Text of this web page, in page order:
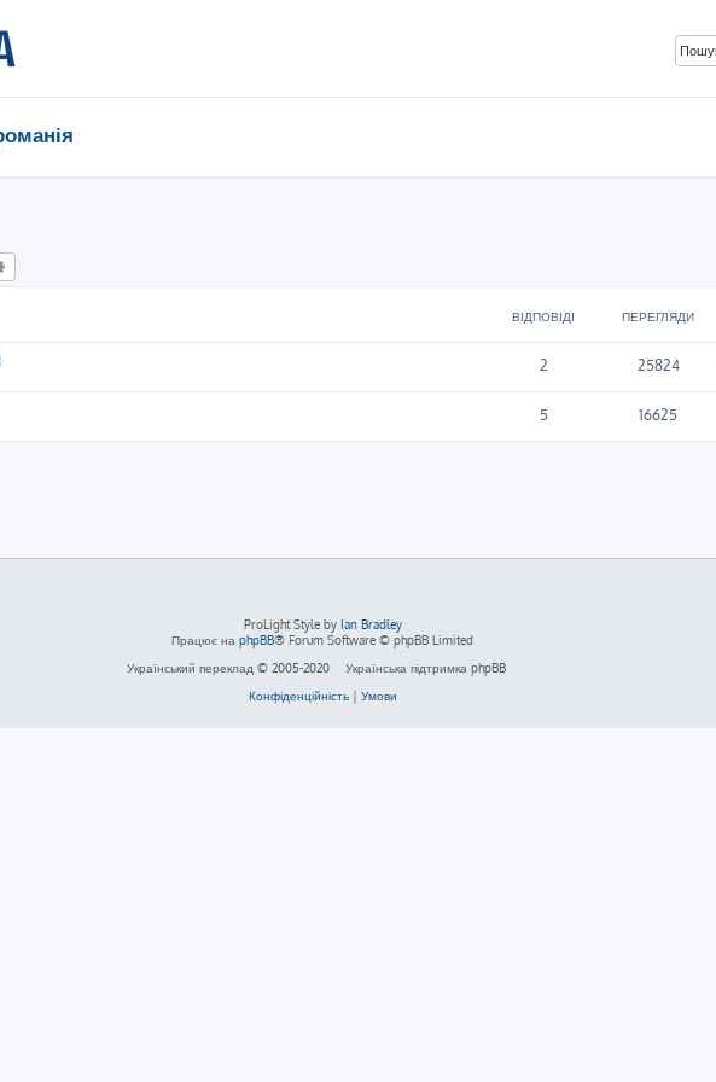
ВІДПОВІДІ ПЕРЕГЛЯДИ
2 25824
5 16625
ProLight Style by Ian Bradley
Працює на phpBB® Forum Software © phpBB Limited
Український переклад © 2005-2020
Українська підтримка phpBB
Конфіденційність| Умови